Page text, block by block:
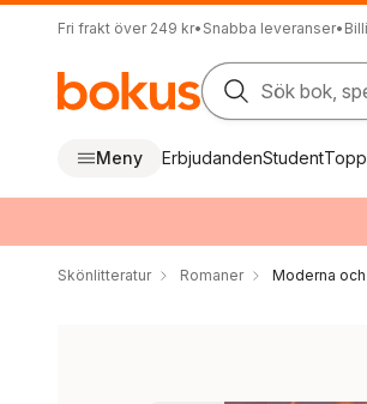
Fri frakt över 249 kr• Snabba leveranser•
Sök bok,
Meny ErbjudandenStudent
Skönlitteratur Romaner Moderna